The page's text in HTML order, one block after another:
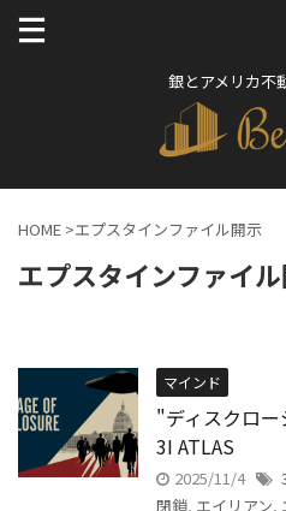
銀とアメリカ不
HOME >エプスタインファイル開示
エプスタインファイ
マインド
"ディスクロ
3I ATLAS
2025/11/4
閉鎖, エイリアン,